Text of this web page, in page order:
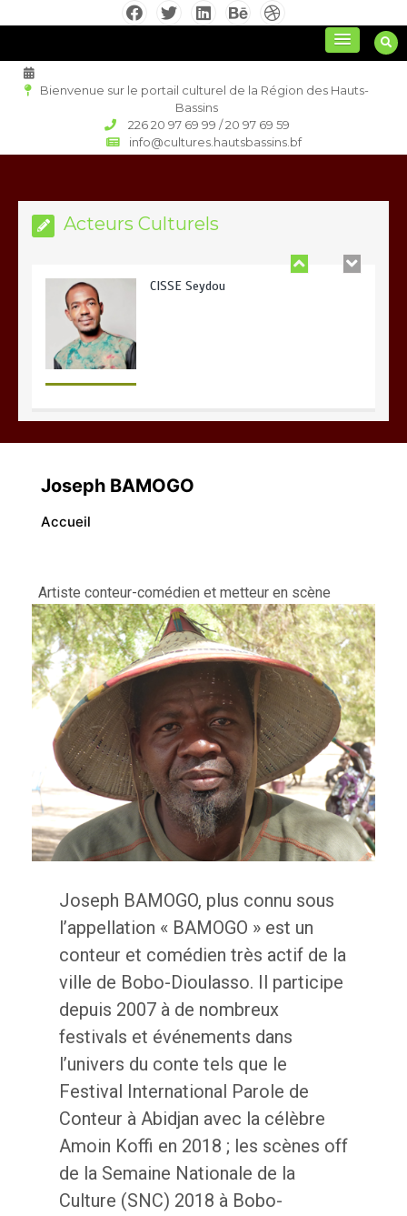
culture régionale
Bienvenue sur le portail culturel de la Région des Hauts-
Bassins
226 20 97 69 99 / 20 97 69 59
info@cultures.hautsbassins.bf
Acteurs Culturels
Orokia Zida
CISSE Seydou
Abdoulaye Yossi
ALPHA Lamine
Joseph Bakhita SANOU
Orokia Zida
Joseph BAMOGO
Accueil
Artiste conteur-comédien et metteur en scène
Joseph BAMOGO, plus connu sous
l’appellation « BAMOGO » est un
conteur et comédien très actif de la
ville de Bobo-Dioulasso. Il participe
depuis 2007 à de nombreux
festivals et événements dans
l’univers du conte tels que le
Festival International Parole de
Conteur à Abidjan avec la célèbre
Amoin Koffi en 2018 ; les scènes off
de la Semaine Nationale de la
Culture (SNC) 2018 à Bobo-